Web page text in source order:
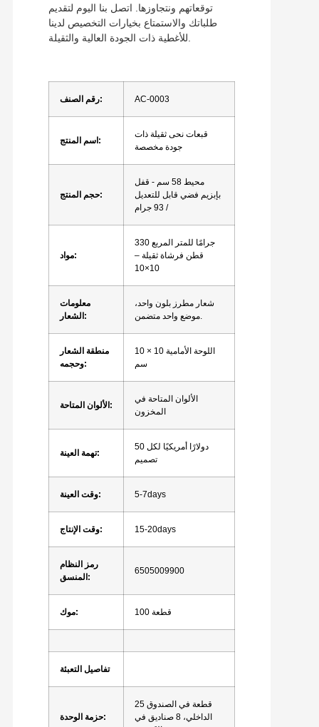
توقعاتهم ونتجاوزها. اتصل بنا اليوم لتقديم
طلباتك والاستمتاع بخيارات التخصيص لدينا
للأغطية ذات الجودة العالية والثقيلة.
رقم الصنف: AC-0003
اسم المنتج:
قبعات نحى ثقيلة ذات
جودة مخصصة
حجم المنتج:
محيط 58 سم - قفل
بإبزيم فضي قابل للتعديل
/ 93 جرام
مواد:
330 جرامًا للمتر المربع
قطن فرشاة ثقيلة –
10×10
معلومات
الشعار:
شعار مطرز بلون واحد،
موضع واحد متضمن.
منطقة الشعار
وحجمه:
اللوحة الأمامية 10 × 10
سم
الألوان المتاحة:
الألوان المتاحة في
المخزون
تهمة العينة:
50 دولارًا أمريكيًا لكل
تصميم
وقت العينة: 5-7days
وقت الإنتاج: 15-20days
رمز النظام
المنسق:
6505009900
موك: 100 قطعة
تفاصيل التعبئة
حزمة الوحدة:
25 قطعة في الصندوق
الداخلي، 8 صناديق في